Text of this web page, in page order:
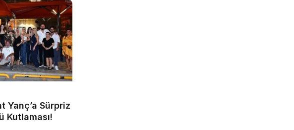
Yanç’a Sürpriz
Kutlaması!